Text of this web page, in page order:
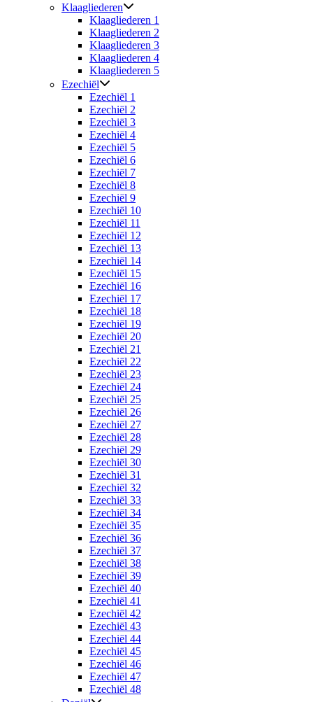
Klaagliederen
Klaagliederen 1
Klaagliederen 2
Klaagliederen 3
Klaagliederen 4
Klaagliederen 5
Ezechiël
Ezechiël 1
Ezechiël 2
Ezechiël 3
Ezechiël 4
Ezechiël 5
Ezechiël 6
Ezechiël 7
Ezechiël 8
Ezechiël 9
Ezechiël 10
Ezechiël 11
Ezechiël 12
Ezechiël 13
Ezechiël 14
Ezechiël 15
Ezechiël 16
Ezechiël 17
Ezechiël 18
Ezechiël 19
Ezechiël 20
Ezechiël 21
Ezechiël 22
Ezechiël 23
Ezechiël 24
Ezechiël 25
Ezechiël 26
Ezechiël 27
Ezechiël 28
Ezechiël 29
Ezechiël 30
Ezechiël 31
Ezechiël 32
Ezechiël 33
Ezechiël 34
Ezechiël 35
Ezechiël 36
Ezechiël 37
Ezechiël 38
Ezechiël 39
Ezechiël 40
Ezechiël 41
Ezechiël 42
Ezechiël 43
Ezechiël 44
Ezechiël 45
Ezechiël 46
Ezechiël 47
Ezechiël 48